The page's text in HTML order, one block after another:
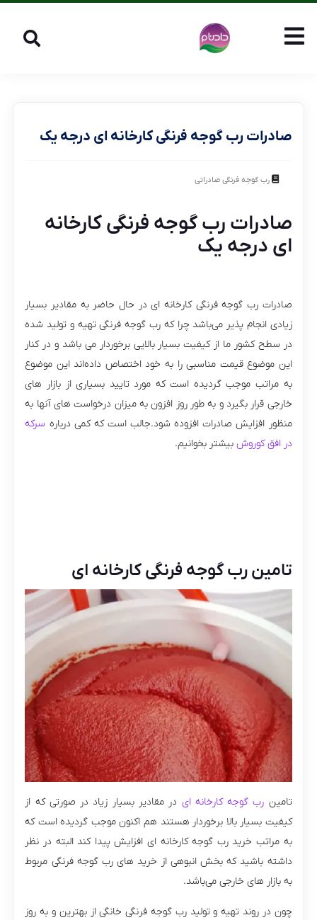
صادرات رب گوجه فرنگی کارخانه ای درجه یک
رب گوجه فرنگی صادراتی
صادرات رب گوجه فرنگی کارخانه
ای درجه یک
صادرات رب گوجه فرنگی کارخانه ای در حال حاضر به مقادیر بسیار
زیادی انجام پذیر می‌باشد چرا که رب گوجه فرنگی تهیه و تولید شده
در سطح کشور ما از کیفیت بسیار بالایی برخوردار می باشد و در کنار
این موضوع قیمت مناسبی را به خود اختصاص داده‌اند این موضوع
به مراتب موجب گردیده است که مورد تایید بسیاری از بازار های
خارجی قرار بگیرد و به طور روز افزون به میزان درخواست‌ های آنها به
منظور افزایش صادرات افزوده شود.جالب است که کمی درباره سرکه
در افق کوروش بیشتر بخوانیم.
تامین رب گوجه فرنگی کارخانه ای
تامین رب گوجه کارخانه ای در مقادیر بسیار زیاد در صورتی که از
کیفیت بسیار بالا برخوردار هستند هم اکنون موجب گردیده است که
به مراتب خرید رب گوجه کارخانه ای افزایش پیدا کند البته در نظر
داشته باشید که بخش انبوهی از خرید های رب گوجه فرنگی مربوط
به بازار های خارجی می‌باشد.
چون در روند تهیه و تولید رب گوجه فرنگی خانگی از بهترین و به روز